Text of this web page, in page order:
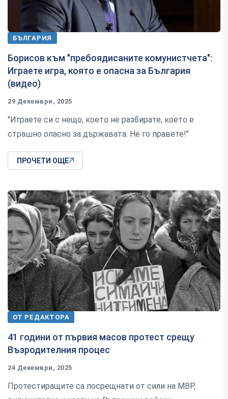
БЪЛГАРИЯ
Борисов към "пребоядисаните комунистчета":
Играете игра, която е опасна за България
(видео)
29 Декември, 2025
"Играете си с нещо, което не разбирате, което е
страшно опасно за държавата. Не го правете!"
ПРОЧЕТИ ОЩЕ
ОТ РЕДАКТОРА
41 години от първия масов протест срещу
Възродителния процес
24 Декември, 2025
Протестиращите са посрещнати от сили на МВР,